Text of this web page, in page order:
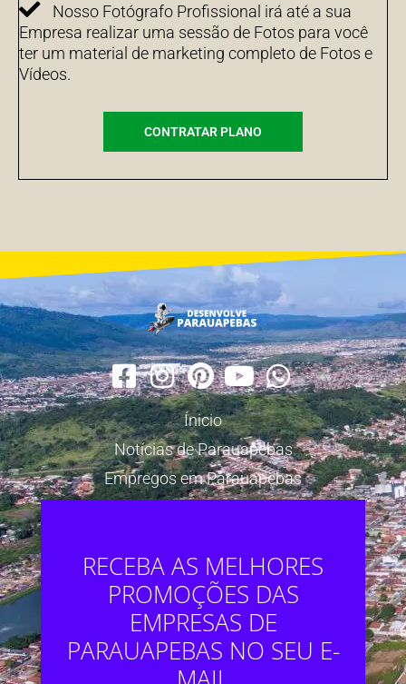
Nosso Fotógrafo Profissional irá até a sua
Empresa realizar uma sessão de Fotos para você
ter um material de marketing completo de Fotos e
Vídeos.
CONTRATAR PLANO
Ínicio
Notícias de Parauapebas
Empregos em Parauapebas
RECEBA AS MELHORES
PROMOÇÕES DAS
EMPRESAS DE
PARAUAPEBAS NO SEU E-